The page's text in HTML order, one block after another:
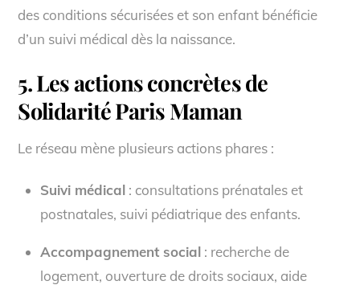
des conditions sécurisées et son enfant bénéficie
d’un suivi médical dès la naissance.
5. Les actions concrètes de
Solidarité Paris Maman
Le réseau mène plusieurs actions phares :
Suivi médical: consultations prénatales et
postnatales, suivi pédiatrique des enfants.
Accompagnement social: recherche de
logement, ouverture de droits sociaux, aide